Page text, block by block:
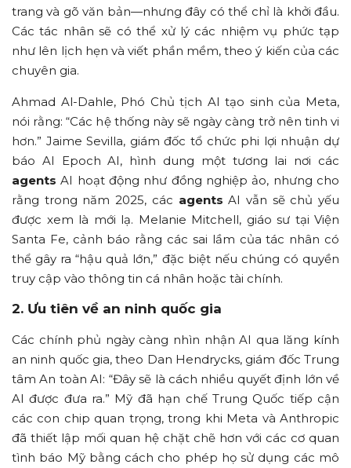
trang và gõ văn bản—nhưng đây có thể chỉ là khởi đầu.
Các tác nhân sẽ có thể xử lý các nhiệm vụ phức tạp
như lên lịch hẹn và viết phần mềm, theo ý kiến của các
chuyên gia.
Ahmad Al-Dahle, Phó Chủ tịch AI tạo sinh của Meta,
nói rằng: “Các hệ thống này sẽ ngày càng trở nên tinh vi
hơn.” Jaime Sevilla, giám đốc tổ chức phi lợi nhuận dự
báo AI Epoch AI, hình dung một tương lai nơi các
agents AI hoạt động như đồng nghiệp ảo, nhưng cho
rằng trong năm 2025, các agents AI vẫn sẽ chủ yếu
được xem là mới lạ. Melanie Mitchell, giáo sư tại Viện
Santa Fe, cảnh báo rằng các sai lầm của tác nhân có
thể gây ra “hậu quả lớn,” đặc biệt nếu chúng có quyền
truy cập vào thông tin cá nhân hoặc tài chính.
2. Ưu tiên về an ninh quốc gia
Các chính phủ ngày càng nhìn nhận AI qua lăng kính
an ninh quốc gia, theo Dan Hendrycks, giám đốc Trung
tâm An toàn AI: “Đây sẽ là cách nhiều quyết định lớn về
AI được đưa ra.” Mỹ đã hạn chế Trung Quốc tiếp cận
các con chip quan trọng, trong khi Meta và Anthropic
đã thiết lập mối quan hệ chặt chẽ hơn với các cơ quan
tình báo Mỹ bằng cách cho phép họ sử dụng các mô